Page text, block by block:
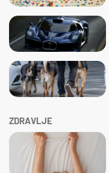
ZDRAVLJE